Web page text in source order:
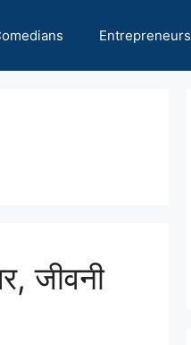
Entrepreneurs
जीवनी